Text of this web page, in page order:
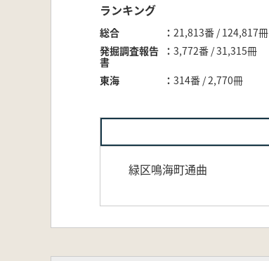
ランキング
総合
21,813番 / 124,817冊
発掘調査報告
書
3,772番 / 31,315冊
東海 314番 / 2,770冊
緑区鳴海町通曲